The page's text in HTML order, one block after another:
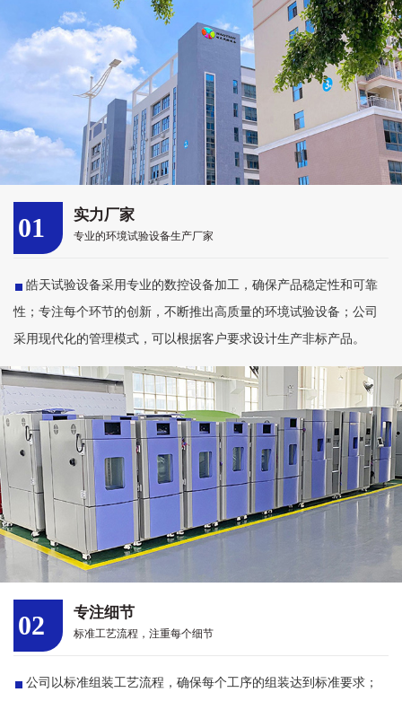
01 实力厂家
专业的环境试验设备生产厂家
皓天试验设备采用专业的数控设备加工，确保产品稳定性和可靠
性；专注每个环节的创新，不断推出高质量的环境试验设备；公司
采用现代化的管理模式，可以根据客户要求设计生产非标产品。
02 专注细节
标准工艺流程，注重每个细节
公司以标准组装工艺流程，确保每个工序的组装达到标准要求；